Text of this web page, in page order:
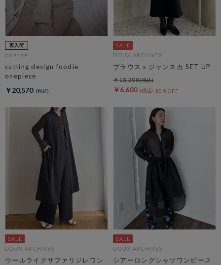
amerge.
cutting design foodie
onepiece
￥20,570
DOUX ARCHIVES
ブラウスｘジャンスカ SET UP
￥6,600 50％OFF
￥13,200
DOUX ARCHIVES
ウールライクサファリジレワン
DOUX ARCHIVES
シアーロングシャツワンピース